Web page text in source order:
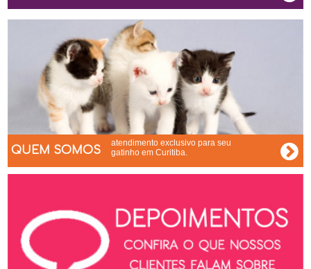
QUEM SOMOS
atendimento exclusivo para seu
gatinho em Curitiba.